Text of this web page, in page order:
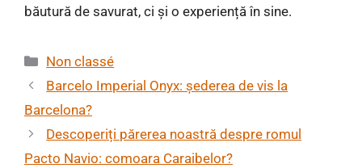
băutură de savurat, ci și o experiență în sine.
Categorii
Non classé
Barcelo Imperial Onyx: șederea de vis la
Barcelona?
Descoperiți părerea noastră despre romul
Pacto Navio: comoara Caraibelor?